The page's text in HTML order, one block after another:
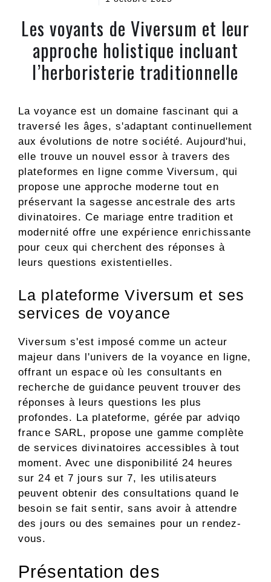
Les voyants de Viversum et leur
approche holistique incluant
l’herboristerie traditionnelle
La voyance est un domaine fascinant qui a
traversé les âges, s'adaptant continuellement
aux évolutions de notre société. Aujourd'hui,
elle trouve un nouvel essor à travers des
plateformes en ligne comme Viversum, qui
propose une approche moderne tout en
préservant la sagesse ancestrale des arts
divinatoires. Ce mariage entre tradition et
modernité offre une expérience enrichissante
pour ceux qui cherchent des réponses à
leurs questions existentielles.
La plateforme Viversum et ses
services de voyance
Viversum s'est imposé comme un acteur
majeur dans l'univers de la voyance en ligne,
offrant un espace où les consultants en
recherche de guidance peuvent trouver des
réponses à leurs questions les plus
profondes. La plateforme, gérée par adviqo
france SARL, propose une gamme complète
de services divinatoires accessibles à tout
moment. Avec une disponibilité 24 heures
sur 24 et 7 jours sur 7, les utilisateurs
peuvent obtenir des consultations quand le
besoin se fait sentir, sans avoir à attendre
des jours ou des semaines pour un rendez-
vous.
Présentation des